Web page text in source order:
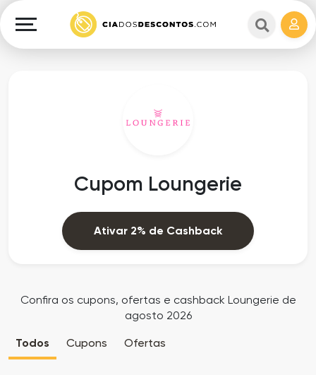
Cashback
Lojas
Especiais
Ofertas
Explorar
Cupons
Dinheiro
Ajuda
Cupom Loungerie
Ativar 2% de Cashback
Confira os cupons, ofertas e cashback Loungerie de
agosto 2026
Todos Cupons Ofertas